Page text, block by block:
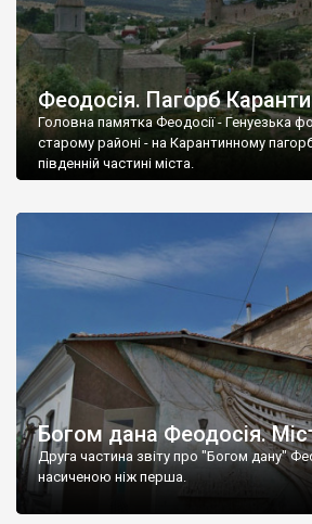
Феодосія. Пагорб
Головна памятка Феодосії - Генуезька
старому районі - на Карантинному
південній частині міста.
Богом дана Феодосія.
Друга частина звіту про "Богом дану"
насиченою ніж перша.